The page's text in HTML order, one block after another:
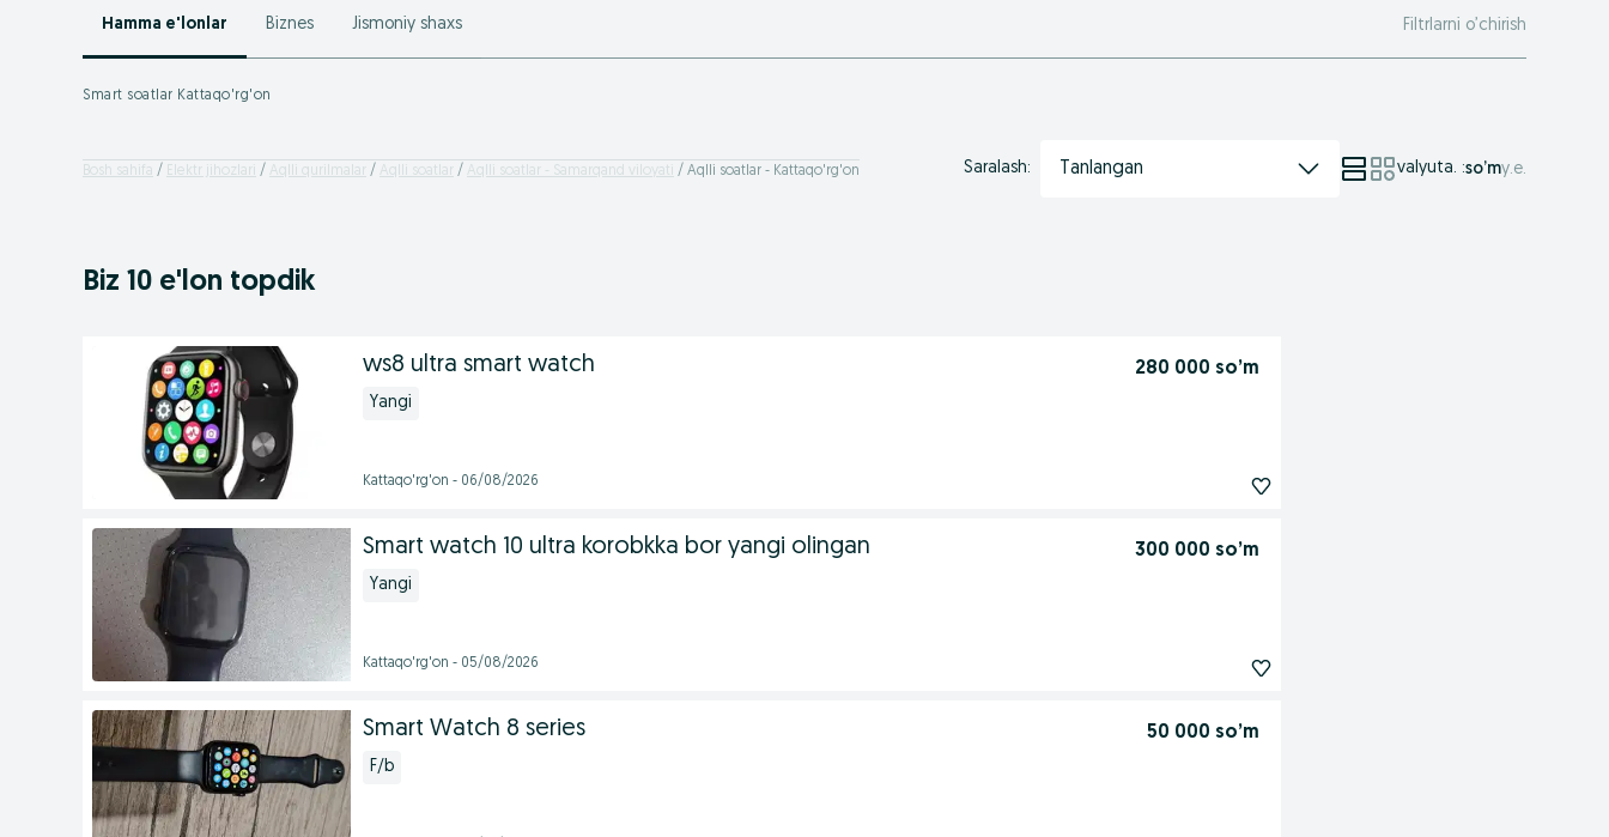
Hamma e'lonlar Biznes Jismoniy shaxs Filtrlarni o’chirish
Smart soatlar Kattaqo'rg'on
Bosh sahifa Elektr jihozlari Aqlli qurilmalar Aqlli soatlar Aqlli soatlar - Samarqand viloyati Aqlli soatlar - Kattaqo'rg'on Saralash: Tanlangan valyuta. :so’mу.е.
Biz 10 e'lon topdik
ws8 ultra smart watch 280 000 so’m
Yangi
Kattaqo'rg'on - 06/08/2026
Smart watch 10 ultra korobkka bor yangi olingan 300 000 so’m
Yangi
Kattaqo'rg'on - 05/08/2026
Smart Watch 8 series 50 000 so’m
F/b